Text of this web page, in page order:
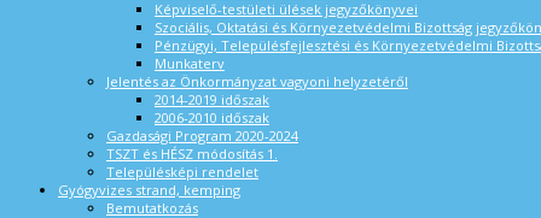
Képviselő-testületi ülések jegyzőkönyvei
Szociális, Oktatási és Környezetvédelmi Bizottság
Pénzügyi, Településfejlesztési és Környezetvédelmi
Munkaterv
Jelentés az Önkormányzat vagyoni helyzetéről
2014-2019 időszak
2006-2010 időszak
Gazdasági Program 2020-2024
TSZT és HÉSZ módosítás 1.
Településképi rendelet
Gyógyvizes strand, kemping
Bemutatkozás